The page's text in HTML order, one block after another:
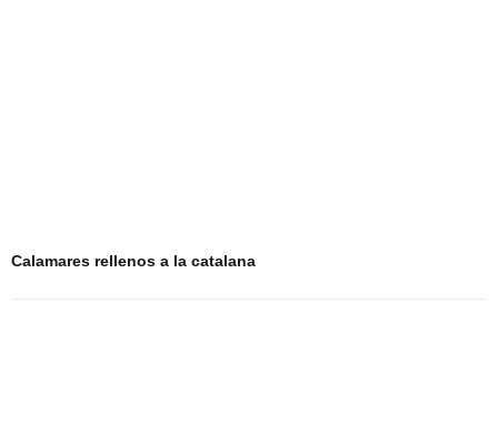
Calamares rellenos a la catalana